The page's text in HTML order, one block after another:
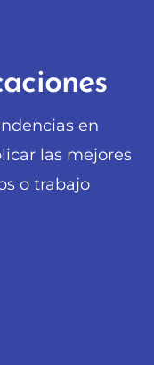
en
las mejores
o trabajo